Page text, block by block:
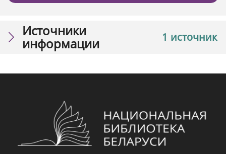
1 источник
Источники
информации